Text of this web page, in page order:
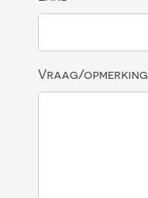
Vraag/opmerking